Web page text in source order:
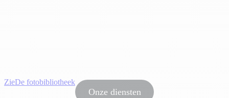
ZieDe fotobibliotheek
Onze diensten